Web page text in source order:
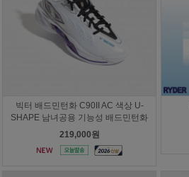
빅터 배드민턴화 C90II AC 색상 U-
SHAPE 남녀공용 기능성 배드민턴화
219,000원